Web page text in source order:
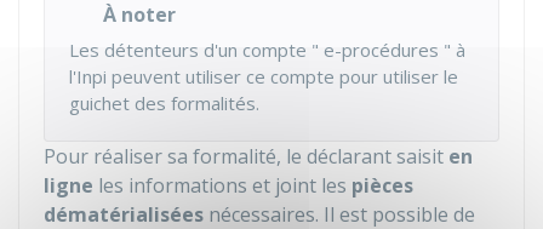
À noter
Les détenteurs d'un compte " e-procédures " à
l'Inpi peuvent utiliser ce compte pour utiliser le
guichet des formalités.
Pour réaliser sa formalité, le déclarant saisit en
ligne les informations et joint les pièces
dématérialisées nécessaires. Il est possible de